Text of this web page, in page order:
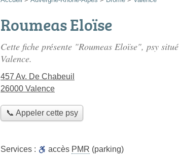
Roumeas Eloïse
Cette fiche présente "Roumeas Eloïse", psy situé
Valence.
457 Av. De Chabeuil
26000 Valence
📞 Appeler cette psy
Services : accès PMR (parking)